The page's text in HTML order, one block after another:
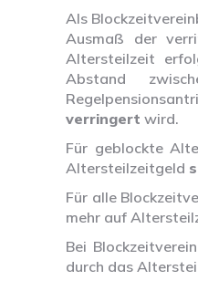
Als
Ausmaß der
Altersteilzeit
Abstand
verringert wird.
Für geblockte
Altersteilzeitgeld
Für alle
mehr auf
Bei
durch das